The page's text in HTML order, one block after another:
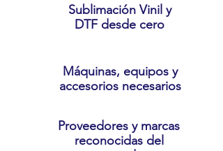
Sublimación Vinil y
DTF desde cero
Máquinas, equipos y
accesorios necesarios
Proveedores y marcas
reconocidas del